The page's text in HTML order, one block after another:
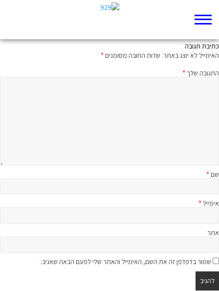
כתיבת תגובה
האימייל לא יוצג באתר. שדות החובה מסומנים*
התגובה שלך*
שם*
אימייל *
אתר
שמור בדפדפן זה את השם, האימייל והאתר שלי לפעם הבאה שאגיב.